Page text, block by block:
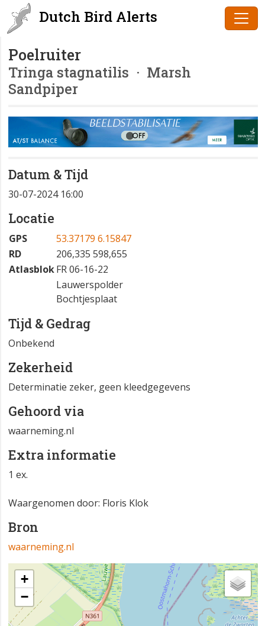
Dutch Bird Alerts
Poelruiter
Tringa stagnatilis · Marsh
Sandpiper
Datum & Tijd
30-07-2024 16:00
Locatie
GPS
53.37179 6.15847
RD
206,335 598,655
AtlasblokFR 06-16-22
Lauwerspolder
Bochtjesplaat
Tijd & Gedrag
Onbekend
Zekerheid
Determinatie zeker, geen kleedgegevens
Gehoord via
waarneming.nl
Extra informatie
1 ex.
Waargenomen door: Floris Klok
Bron
waarneming.nl
+
−